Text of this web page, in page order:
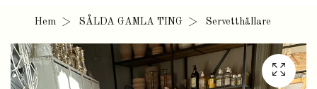
Hem SÅLDA GAMLA TING Servetthållare